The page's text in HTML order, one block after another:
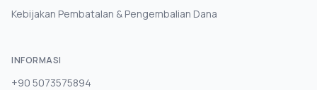
Kebijakan Pembatalan & Pengembalian Dana
INFORMASI
+90 5073575894